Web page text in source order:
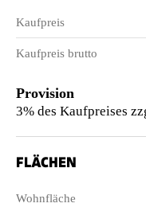
Kaufpreis
Kaufpreis brutto
Provision
3% des Kaufpreises
FLÄCHEN
Wohnfläche